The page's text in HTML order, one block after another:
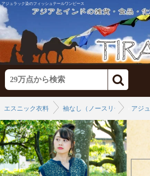
アジュラック染のフィッシュテールワンピース
エスニック衣料
袖なし（ノースリーブ）アジ